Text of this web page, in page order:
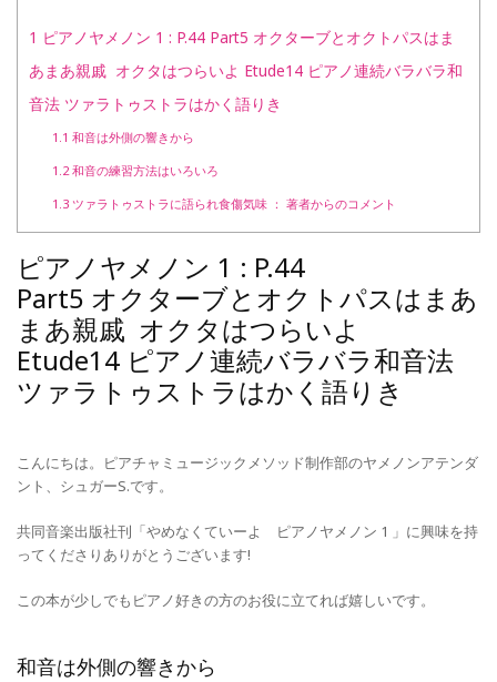
1 ピアノヤメノン 1 : P.44 Part5 オクターブとオクトパスはま
あまあ親戚 オクタはつらいよ Etude14 ピアノ連続バラバラ和
音法 ツァラトゥストラはかく語りき
1.1 和音は外側の響きから
1.2和音の練習方法はいろいろ
1.3ツァラトゥストラに語られ食傷気味 ： 著者からのコメント
ピアノヤメノン 1 : P.44
Part5 オクターブとオクトパスはまあ
まあ親戚 オクタはつらいよ
Etude14 ピアノ連続バラバラ和音法
ツァラトゥストラはかく語りき
こんにちは。ピアチャミュージックメソッド制作部のヤメノンアテンダ
ント、シュガーS.です。
共同音楽出版社刊「やめなくていーよ ピアノヤメノン 1 」に興味を持
ってくださりありがとうございます!
この本が少しでもピアノ好きの方のお役に立てれば嬉しいです。
和音は外側の響きから